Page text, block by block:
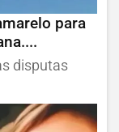
para
disputas